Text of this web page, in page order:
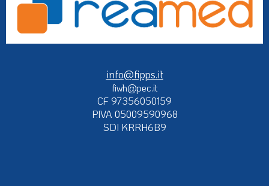
info@fipps.it
fiwh@pec.it
CF 97356050159
P.IVA 05009590968
SDI KRRH6B9